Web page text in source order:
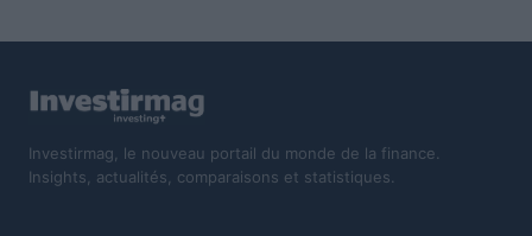
Investirmag, le nouveau portail du monde de la finance.
Insights, actualités, comparaisons et statistiques.